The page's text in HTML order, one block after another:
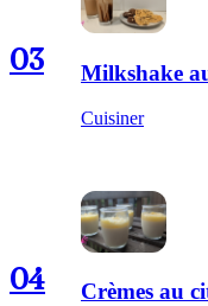
03 Milkshake
Cuisiner
04 Crèmes au